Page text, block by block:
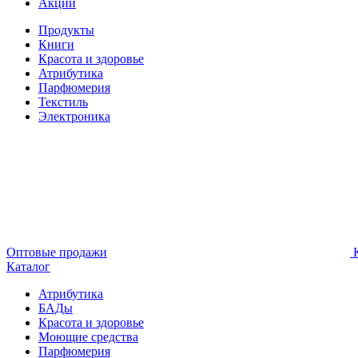
Акции
Продукты
Книги
Красота и здоровье
Атрибутика
Парфюмерия
Текстиль
Электроника
Оптовые продажи
Каталог
Атрибутика
БАДы
Красота и здоровье
Моющие средства
Парфюмерия